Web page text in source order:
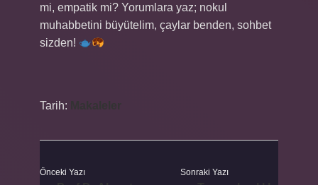
mi, empatik mi? Yorumlara yaz; nokul
muhabbetini büyütelim, çaylar benden, sohbet
sizden!
Tarih:
Önceki Yazı Sonraki Yazı